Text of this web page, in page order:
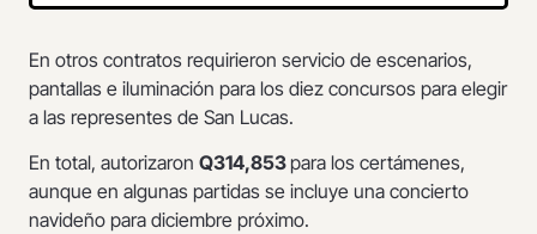
En otros contratos requirieron servicio de escenarios,
pantallas e iluminación para los diez concursos para elegir
a las representes de San Lucas.
En total, autorizaron Q314,853para los certámenes,
aunque en algunas partidas se incluye una concierto
navideño para diciembre próximo.